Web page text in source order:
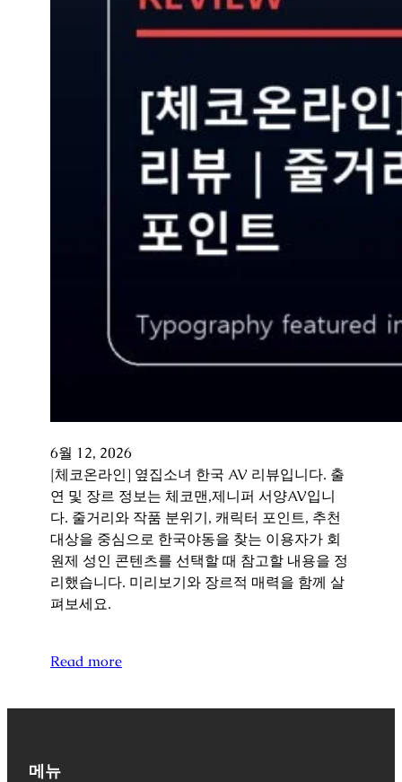
6월 12, 2026
[체코온라인] 옆집소녀 한국 AV 리뷰입니다. 출
연 및 장르 정보는 체코맨,제니퍼 서양AV입니
다. 줄거리와 작품 분위기, 캐릭터 포인트, 추천
대상을 중심으로 한국야동을 찾는 이용자가 회
원제 성인 콘텐츠를 선택할 때 참고할 내용을 정
리했습니다. 미리보기와 장르적 매력을 함께 살
펴보세요.
Read more
메뉴